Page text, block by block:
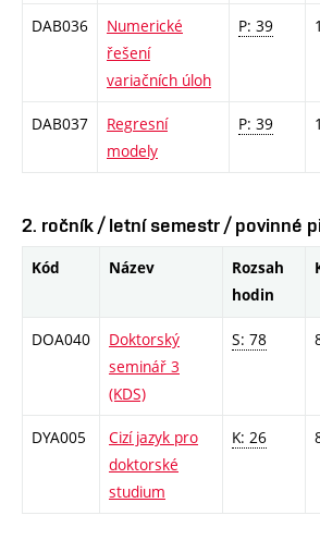
DAB036
Numerické
řešení
variačních úloh
P: 39
DAB037
Regresní
modely
P: 39
2. ročník / letní semestr / povinné
Kód Název
Rozsah
hodin
DOA040
Doktorský
seminář 3
(KDS)
S: 78
DYA005
Cizí jazyk pro
doktorské
studium
K: 26